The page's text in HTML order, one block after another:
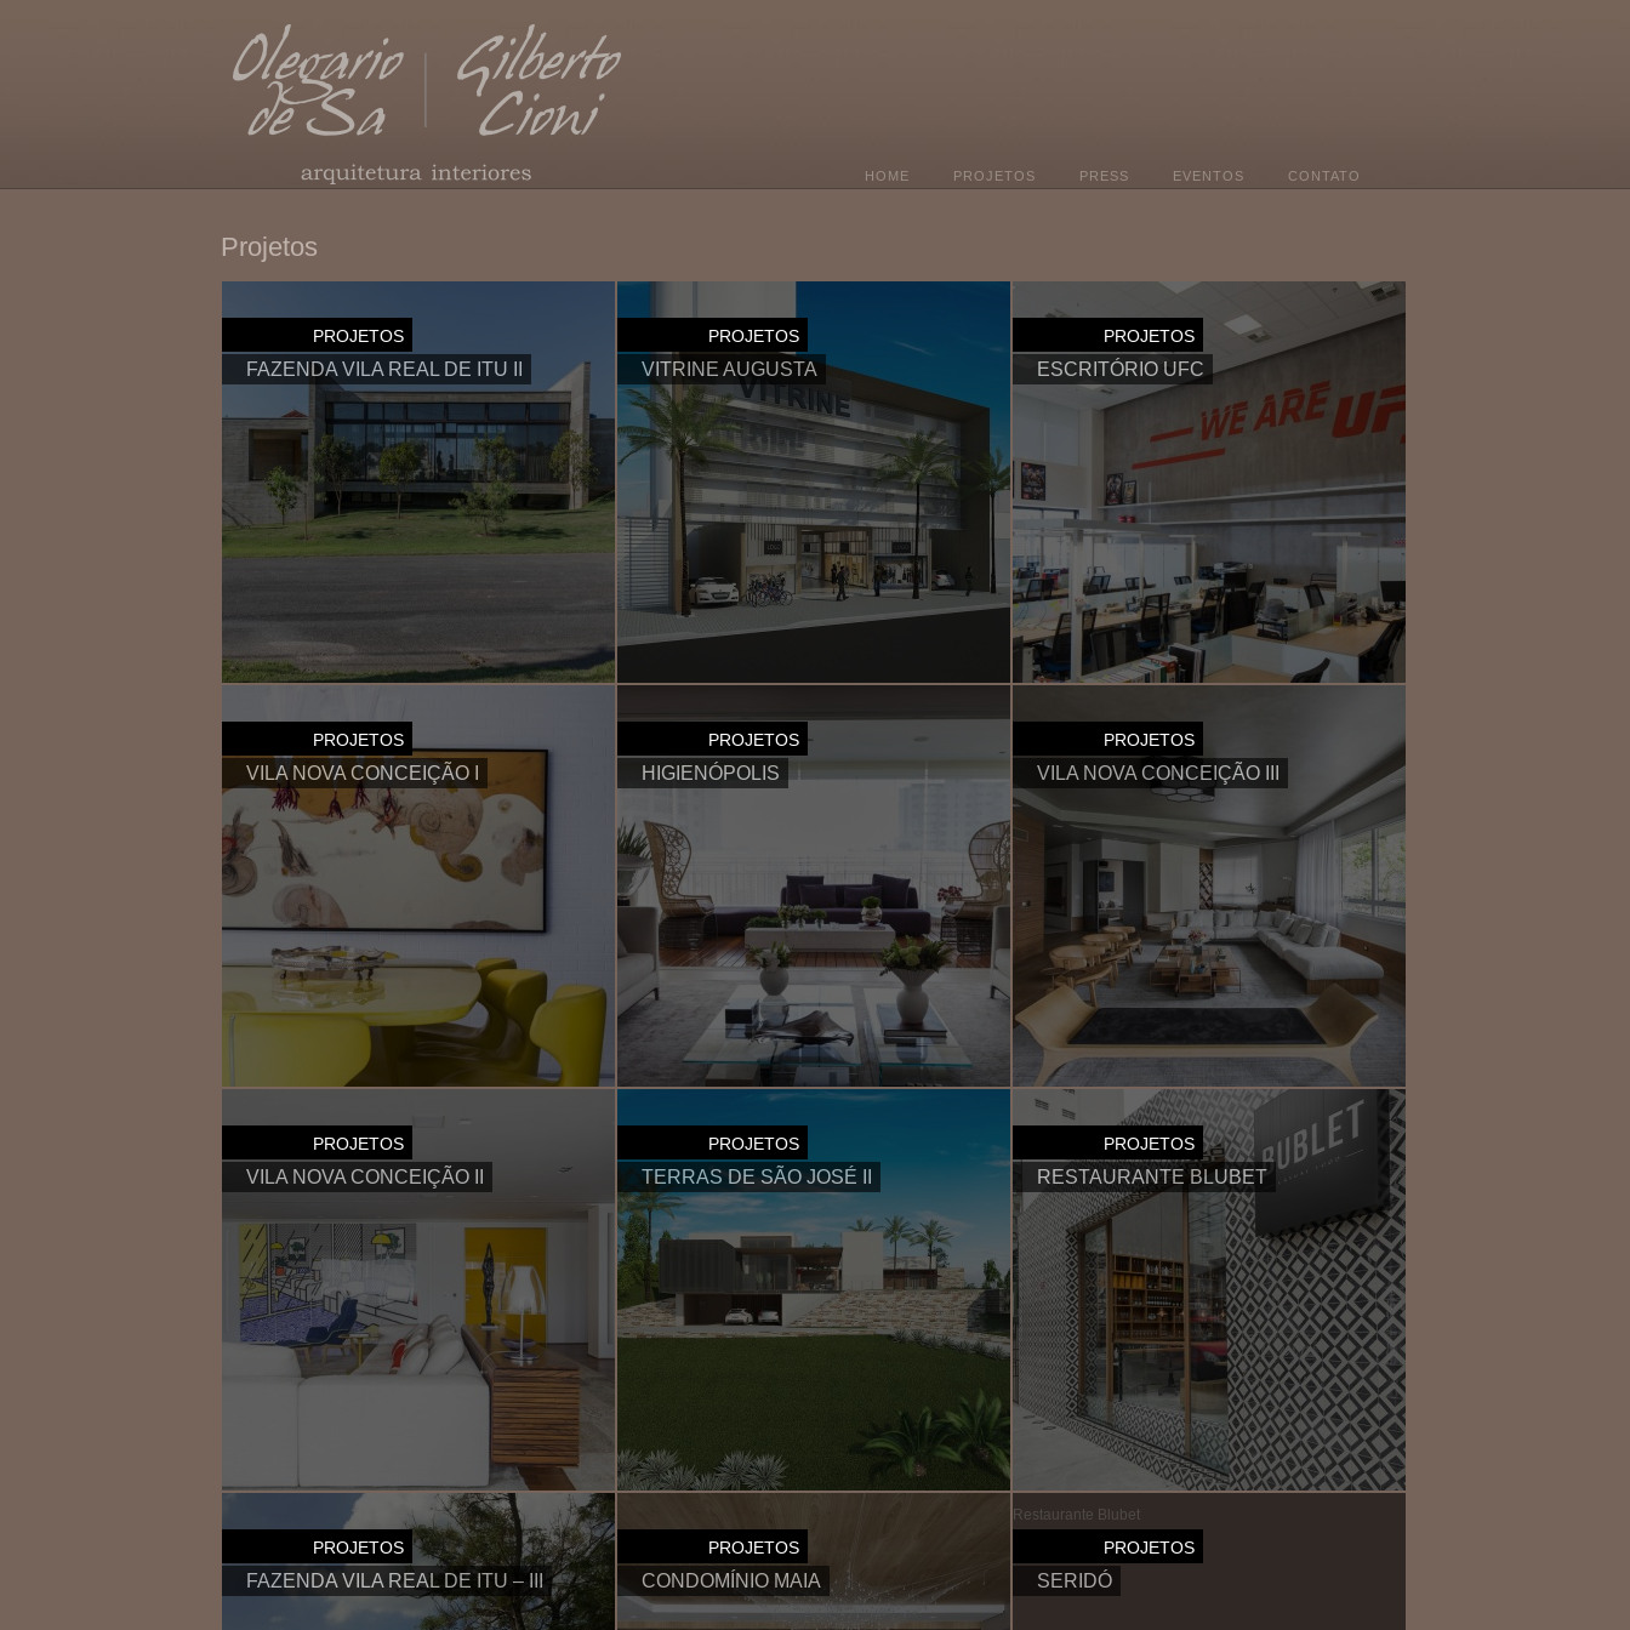
HOME PROJETOS PRESS EVENTOS CONTATO
Projetos
PROJETOS
FAZENDA VILA REAL DE ITU II
PROJETOS
VITRINE AUGUSTA
PROJETOS
ESCRITÓRIO UFC
PROJETOS
VILA NOVA CONCEIÇÃO I
PROJETOS
HIGIENÓPOLIS
PROJETOS
VILA NOVA CONCEIÇÃO III
Vila Nova Conceição III
PROJETOS
VILA NOVA CONCEIÇÃO II
VILA NOVA CONCEIÇÃO II
PROJETOS
TERRAS DE SÃO JOSÉ II
PROJETOS
RESTAURANTE BLUBET
Restaurante Blubet
PROJETOS
FAZENDA VILA REAL DE ITU – III
PROJETOS
CONDOMÍNIO MAIA
PROJETOS
SERIDÓ